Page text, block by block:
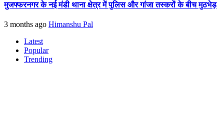
मुजफ्फरनगर के नई मंडी थाना क्षेत्र में पुलिस और गांजा तस्करों के बीच मुठभेड़
3 months ago Himanshu Pal
Latest
Popular
Trending